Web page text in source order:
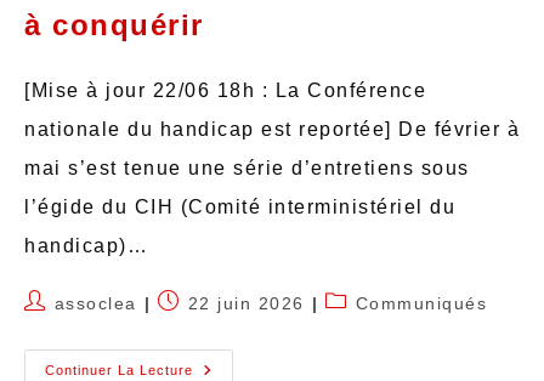
à conquérir
[Mise à jour 22/06 18h : La Conférence
nationale du handicap est reportée] De février à
mai s’est tenue une série d’entretiens sous
l’égide du CIH (Comité interministériel du
handicap)…
assoclea 22 juin 2026 Communiqués
Continuer La Lecture